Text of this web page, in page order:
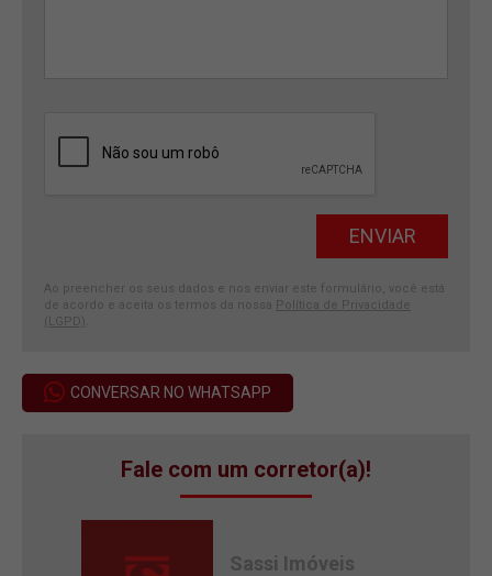
Ao preencher os seus dados e nos enviar este formulário, você está
de acordo e aceita os termos da nossa Política de Privacidade
(LGPD)
CONVERSAR NO WHATSAPP
Fale com um corretor(a)!
Sassi Imóveis